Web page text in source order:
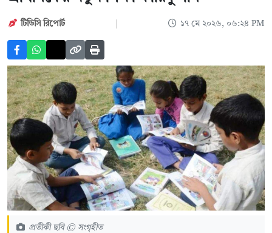
টিডিসি রিপোর্ট ১৭ মে ২০২৬, ০৬:২৪ PM
প্রতীকী ছবি © সংগৃহীত